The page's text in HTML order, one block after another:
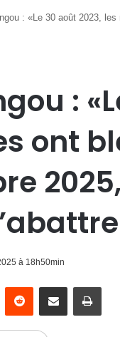
: «Le 30 août 2023,
:
ont
à 18h50min
Reddit Partager par email